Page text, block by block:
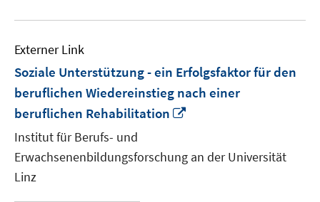
Externer Link
Soziale Unterstützung - ein Erfolgsfaktor für den
beruflichen Wiedereinstieg nach einer
beruflichen Rehabilitation
öffnen
Institut für Berufs- und
Erwachsenenbildungsforschung an der Universität
Linz